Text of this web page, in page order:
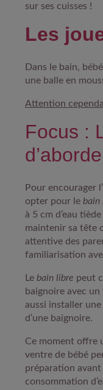
sur ses cuisses !
Les
Dans le bain,
une balle en
Attention
Focus :
Pour encourager
opter pour le bain
à 5 cm d’eau
maintenir sa tête
attentive des
familiarisation
Le bain libre peut
baignoire avec
aussi installer
d’une baignoire.
Ce moment offre
ventre de bébé
préparation avant
consommation